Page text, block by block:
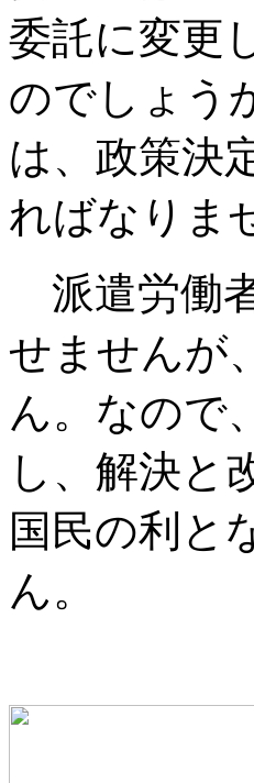
委託に変更
のでしょう
は、政策決
ればなりま
派遣労働
せませんが
ん。なので
し、解決と
国民の利と
ん。